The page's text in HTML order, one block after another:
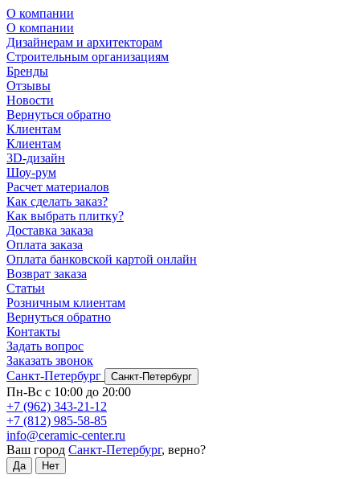
О компании
О компании
Дизайнерам и архитекторам
Строительным организациям
Бренды
Отзывы
Новости
Вернуться обратно
Клиентам
Клиентам
3D-дизайн
Шоу-рум
Расчет материалов
Как сделать заказ?
Как выбрать плитку?
Доставка заказа
Оплата заказа
Оплата банковской картой онлайн
Возврат заказа
Статьи
Розничным клиентам
Вернуться обратно
Контакты
Задать вопрос
Заказать звонок
Санкт-Петербург
Санкт-Петербург
Пн-Вс с 10:00 до 20:00
+7 (962) 343-21-12
+7 (812) 985-58-85
info@ceramic-center.ru
Ваш город Санкт-Петербург, верно?
Да Нет